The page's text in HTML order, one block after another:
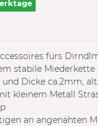
fürs
stabile Miederkette
und Dicke ca.2mm,
kleinem Metall
an angenähten